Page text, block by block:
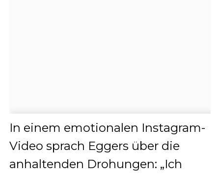
In einem emotionalen Instagram-
Video sprach Eggers über die
anhaltenden Drohungen: „Ich